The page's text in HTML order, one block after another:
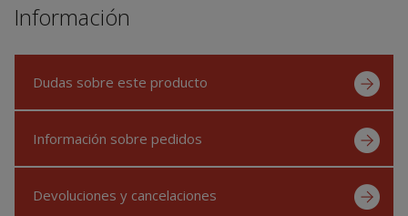
Información
Dudas sobre este producto
Información sobre pedidos
Devoluciones y cancelaciones